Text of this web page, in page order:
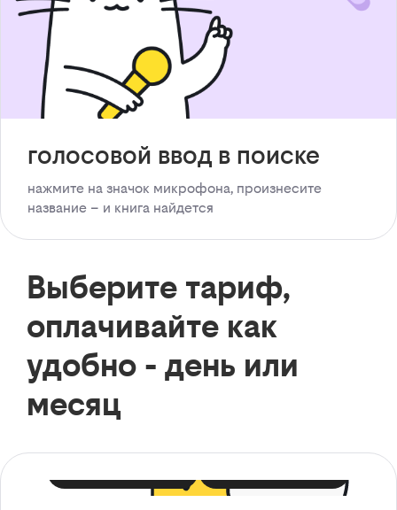
голосовой ввод в поиске
нажмите на значок микрофона, произнесите
название – и книга найдется
Выберите тариф,
оплачивайте как
удобно - день или
месяц